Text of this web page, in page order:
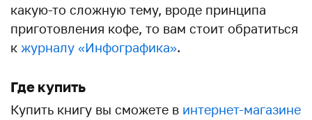
какую-то сложную тему, вроде принципа
приготовления кофе, то вам стоит обратиться
к журналу «Инфографика».
Где купить
Купить книгу вы сможете в интернет-магазине